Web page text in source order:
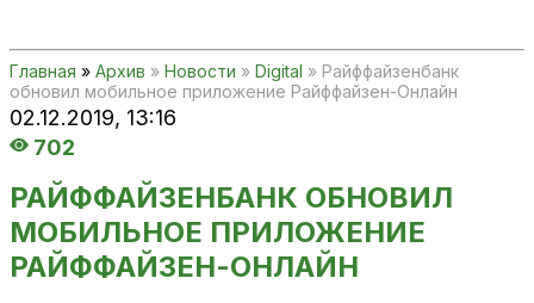
Главная » Архив » Новости » Digital » Райффайзенбанк
обновил мобильное приложение Райффайзен-Онлайн
02.12.2019, 13:16
702
РАЙФФАЙЗЕНБАНК ОБНОВИЛ
МОБИЛЬНОЕ ПРИЛОЖЕНИЕ
РАЙФФАЙЗЕН-ОНЛАЙН